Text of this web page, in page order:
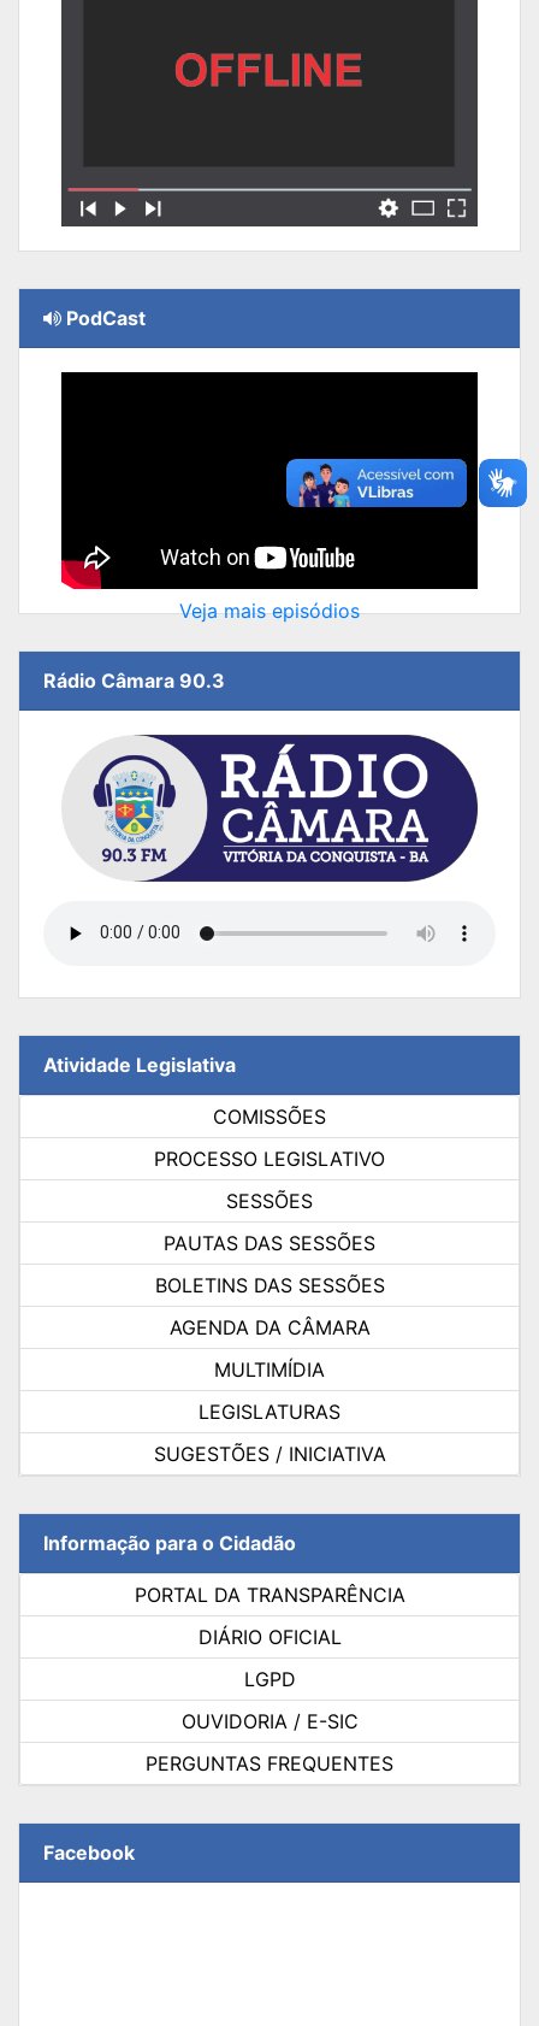
PodCast
Veja mais episódios
Rádio Câmara 90.3
Atividade Legislativa
COMISSÕES
PROCESSO LEGISLATIVO
SESSÕES
PAUTAS DAS SESSÕES
BOLETINS DAS SESSÕES
AGENDA DA CÂMARA
MULTIMÍDIA
LEGISLATURAS
SUGESTÕES / INICIATIVA
Informação para o Cidadão
PORTAL DA TRANSPARÊNCIA
DIÁRIO OFICIAL
LGPD
OUVIDORIA / E-SIC
PERGUNTAS FREQUENTES
Facebook